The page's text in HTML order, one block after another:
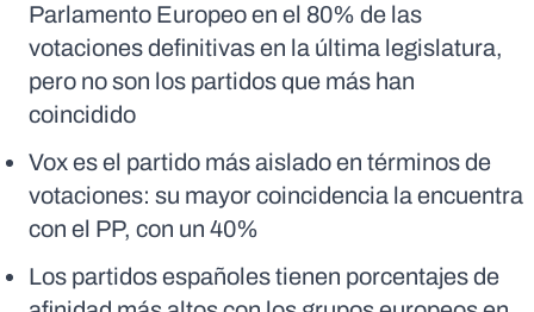
Parlamento Europeo en el 80% de las
votaciones definitivas en la última legislatura,
pero no son los partidos que más han
coincidido
Vox es el partido más aislado en términos de
votaciones: su mayor coincidencia la encuentra
con el PP, con un 40%
Los partidos españoles tienen porcentajes de